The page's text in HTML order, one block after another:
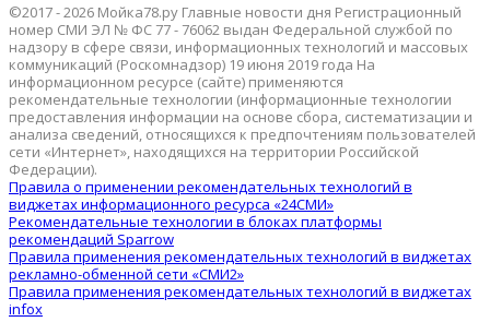
©2017 - 2026 Мойка78.ру Главные новости дня Регистрационный
номер СМИ ЭЛ № ФС 77 - 76062 выдан Федеральной службой по
надзору в сфере связи, информационных технологий и массовых
коммуникаций (Роскомнадзор) 19 июня 2019 года На
информационном ресурсе (сайте) применяются
рекомендательные технологии (информационные технологии
предоставления информации на основе сбора, систематизации и
анализа сведений, относящихся к предпочтениям пользователей
сети «Интернет», находящихся на территории Российской
Федерации).
Правила о применении рекомендательных технологий в
виджетах информационного ресурса «24СМИ»
Рекомендательные технологии в блоках платформы
рекомендаций Sparrow
Правила применения рекомендательных технологий в виджетах
рекламно-обменной сети «СМИ2»
Правила применения рекомендательных технологий в виджетах
infox